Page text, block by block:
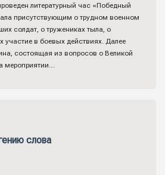
литературный час «Победный
присутствующим о трудном военном
солдат, о тружениках тыла, о
в боевых действиях. Далее
состоящая из вопросов о Великой
мероприятии…
слова